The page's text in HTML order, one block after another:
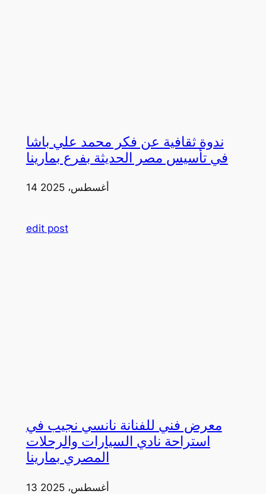
ندوة ثقافية عن فكر محمد علي باشا
في تأسيس مصر الحديثة بفرع بمارينا
14 أغسطس، 2025
edit post
معرض فني للفنانة نانسي نجيب في
استراحة نادي السيارات والرحلات
المصري بمارينا
13 أغسطس، 2025